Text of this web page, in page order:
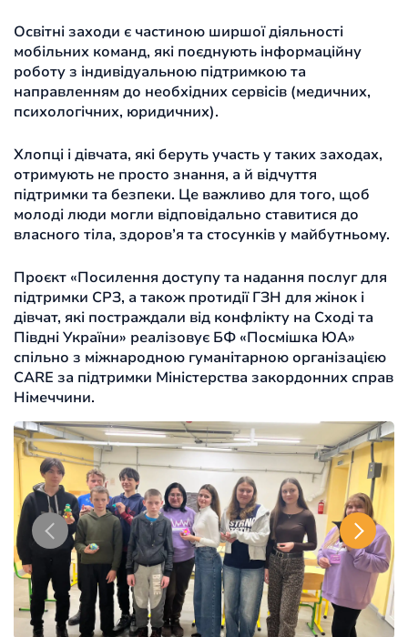
Освітні заходи є частиною ширшої діяльності
мобільних команд, які поєднують інформаційну
роботу з індивідуальною підтримкою та
направленням до необхідних сервісів (медичних,
психологічних, юридичних).
Хлопці і дівчата, які беруть участь у таких заходах,
отримують не просто знання, а й відчуття
підтримки та безпеки. Це важливо для того, щоб
молоді люди могли відповідально ставитися до
власного тіла, здоров’я та стосунків у майбутньому.
Проєкт «Посилення доступу та надання послуг для
підтримки СРЗ, а також протидії ГЗН для жінок і
дівчат, які постраждали від конфлікту на Сході та
Півдні України» реалізовує БФ «Посмішка ЮА»
спільно з міжнародною гуманітарною організацією
CARE за підтримки Міністерства закордонних справ
Німеччини.